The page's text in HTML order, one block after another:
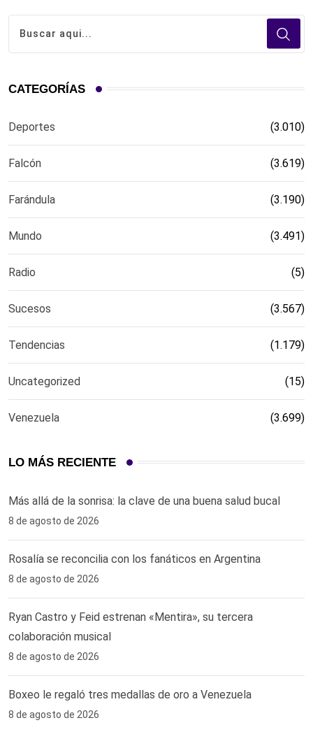
CATEGORÍAS
Deportes (3.010)
Falcón (3.619)
Farándula (3.190)
Mundo (3.491)
Radio (5)
Sucesos (3.567)
Tendencias (1.179)
Uncategorized (15)
Venezuela (3.699)
LO MÁS RECIENTE
Más allá de la sonrisa: la clave de una buena salud bucal
8 de agosto de 2026
Rosalía se reconcilia con los fanáticos en Argentina
8 de agosto de 2026
Ryan Castro y Feid estrenan «Mentira», su tercera
colaboración musical
8 de agosto de 2026
Boxeo le regaló tres medallas de oro a Venezuela
8 de agosto de 2026